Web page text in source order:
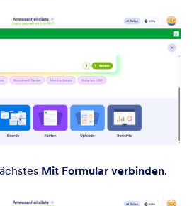
Mit Formular verbinden.